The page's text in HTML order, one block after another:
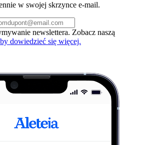
w swojej skrzynce e-mail.
newslettera. Zobacz naszą
dowiedzieć się więcej.